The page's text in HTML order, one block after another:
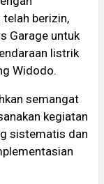
berizin,
Garage untuk
listrik
Widodo.
semangat
kegiatan
sistematis dan